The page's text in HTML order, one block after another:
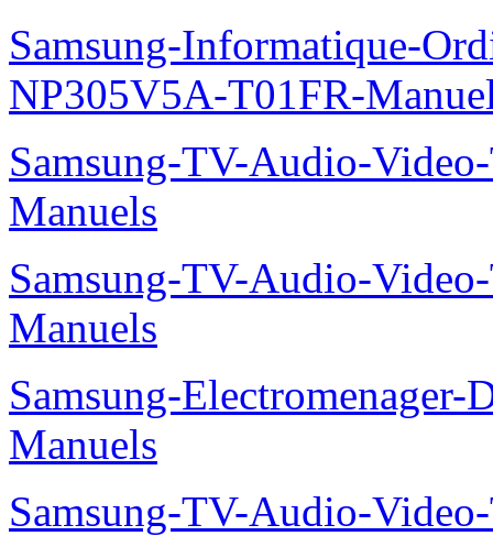
Samsung-Informatique-
NP305V5A-T01FR-
Samsung-TV-Audio-
Manuels
Samsung-TV-Audio-
Manuels
Samsung-
Manuels
Samsung-TV-Audio-